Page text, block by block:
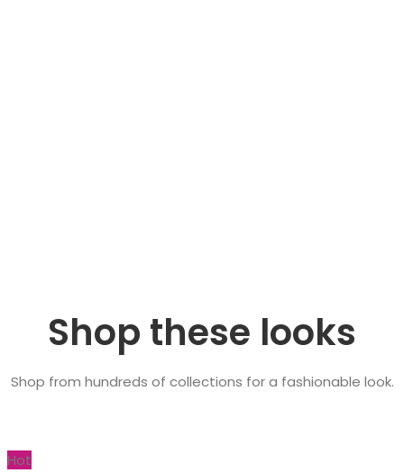
Shop these looks
Shop from hundreds of collections for a fashionable look.
Hot